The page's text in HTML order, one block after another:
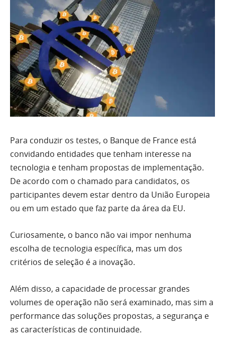
Para conduzir os testes, o Banque de France está
convidando entidades que tenham interesse na
tecnologia e tenham propostas de implementação.
De acordo com o chamado para candidatos, os
participantes devem estar dentro da União Europeia
ou em um estado que faz parte da área da EU.
Curiosamente, o banco não vai impor nenhuma
escolha de tecnologia específica, mas um dos
critérios de seleção é a inovação.
Além disso, a capacidade de processar grandes
volumes de operação não será examinado, mas sim a
performance das soluções propostas, a segurança e
as características de continuidade.